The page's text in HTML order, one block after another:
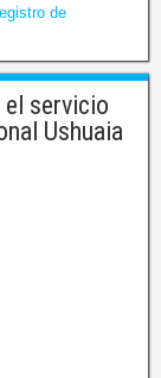
de
el servicio
Ushuaia